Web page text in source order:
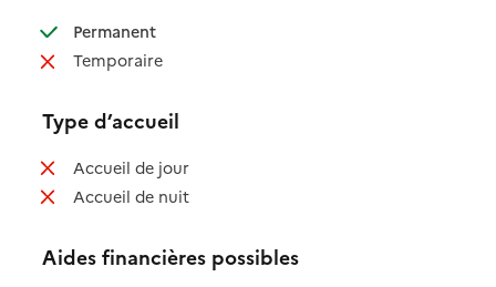
Permanent: disponible
Temporaire: non disponible
Type d’accueil
Accueil de jour: non disponible
Accueil de nuit: non disponible
Aides financières possibles